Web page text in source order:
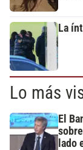
La
Lo más
El
lado